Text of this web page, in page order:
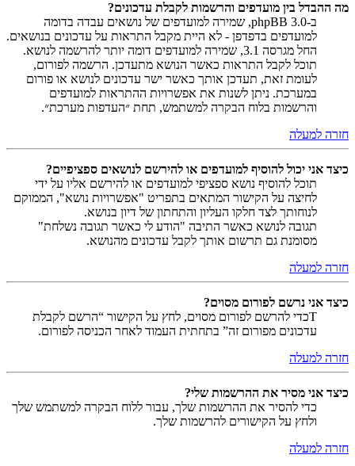
מה ההבדל בין מועדפים והרשמות לקבלת עדכונים?
ב-phpBB 3.0, שמירה למועדפים של נושאים עבדה בדומה
למועדפים בדפדפן - לא היית מקבל התראות על עדכונים בנושאים.
החל מגרסה 3.1, שמירה למועדפים דומה יותר להרשמה לנושא.
תוכל לקבל התראות כאשר הנושא מתעדכן. הרשמה לפורום,
לעומת זאת, תעדכן אותך כאשר ישר עדכונים לנושא או פורום
במערכת. ניתן לשנות את אפשרויות ההתראות למועדפים
והרשמות בלוח הבקרה למשתמש, תחת ״העדפות מערכת״.
חזרה למעלה
כיצד אני יכול להוסיף למועדפים או להירשם לנושאים ספציפיים?
תוכל להוסיף נושא ספציפי למועדפים או להירשם אליו על ידי
לחיצה על הקישור המתאים בתפריט "אפשרויות נושא", הממוקם
לנוחותך לצד חלקו העליון והתחתון של דיון בנושא.
תגובה לנושא כאשר התיבה "הודע לי כאשר תגובה נשלחת"
מסומנת גם תרשום אותך לקבל עדכונים מהנושא.
חזרה למעלה
כיצד אני נרשם לפורום מסוים?
Tכדי להרשם לפורום מסוים, לחץ על הקישור “הרשם לקבלת
עדכונים מפורום זה” בתחתית העמוד לאחר הכניסה לפורום.
חזרה למעלה
כיצד אני מסיר את ההרשמות שלי?
כדי להסיר את ההרשמות שלך, עבור ללוח הבקרה למשתמש שלך
ולחץ על הקישורים להרשמות שלך.
חזרה למעלה